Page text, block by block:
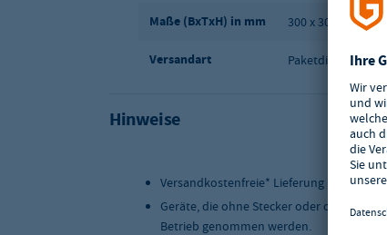
Maße (BxTxH) in mm 300 x 300 x 75
Versandart Paketdienst
Hinweise
Versandkostenfreie* Lieferung innerhalb
Geräte, die ohne Stecker oder ohne
Betrieb genommen werden.